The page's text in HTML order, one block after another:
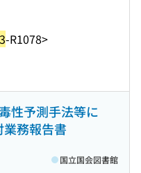
-R1078>
性予測手法等に
務報告書
国立国会図書館